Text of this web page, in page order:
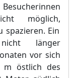
möglich,
spazieren. Ein
länger
vor sich
m östlich des